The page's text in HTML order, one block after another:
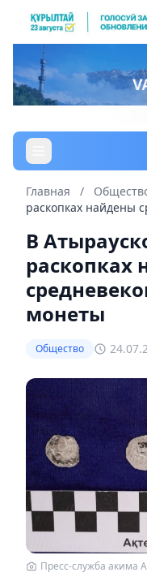
Главная /
раскопках найдены
В
раскопках
монеты
Общество
Пресс-служба акима